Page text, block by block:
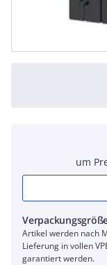
um
Artikel werden nach
Lieferung in vollen
garantiert werden.